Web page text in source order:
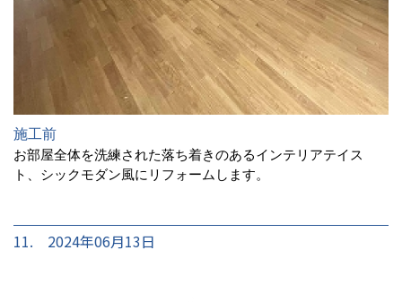
施工前
お部屋全体を洗練された落ち着きのあるインテリアテイス
ト、シックモダン風にリフォームします。
11. 2024年06月13日